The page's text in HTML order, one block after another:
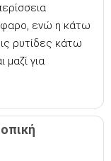
ενώ η κάτω
ρυτίδες κάτω
για